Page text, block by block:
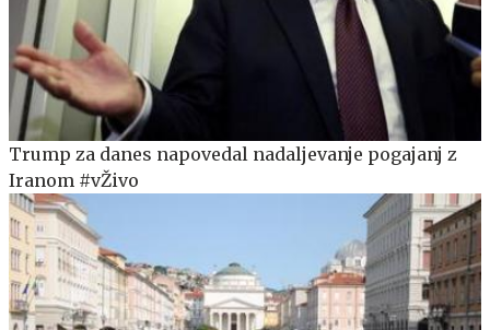
Trump za danes napovedal nadaljevanje pogajanj z
Iranom #vŽivo